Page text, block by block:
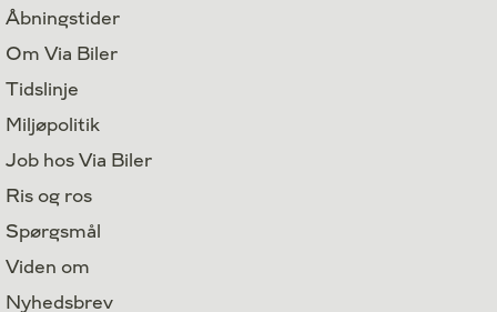
Åbningstider
Om Via Biler
Tidslinje
Miljøpolitik
Job hos Via Biler
Ris og ros
Spørgsmål
Viden om
Nyhedsbrev